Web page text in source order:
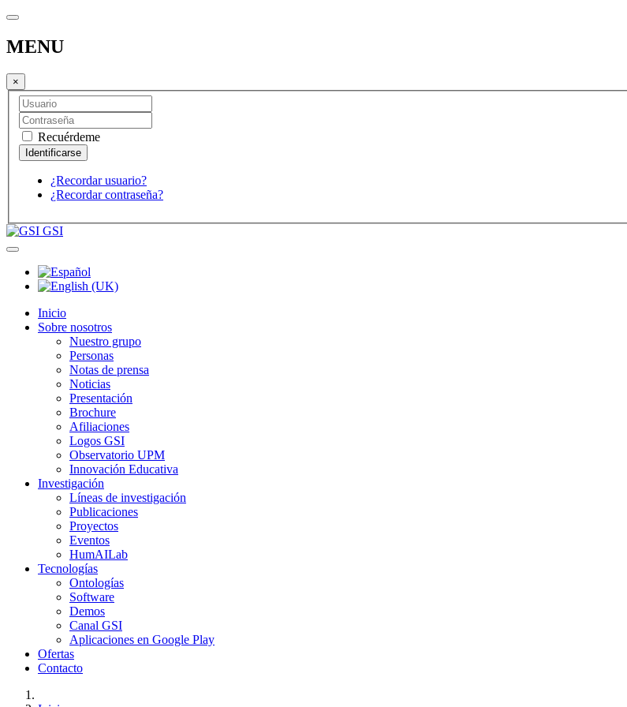
MENU
×
Recuérdeme
¿Recordar usuario?
¿Recordar contraseña?
GSI
Inicio
Sobre nosotros
Nuestro grupo
Personas
Notas de prensa
Noticias
Presentación
Brochure
Afiliaciones
Logos GSI
Observatorio UPM
Innovación Educativa
Investigación
Líneas de investigación
Publicaciones
Proyectos
Eventos
HumAILab
Tecnologías
Ontologías
Software
Demos
Canal GSI
Aplicaciones en Google Play
Ofertas
Contacto